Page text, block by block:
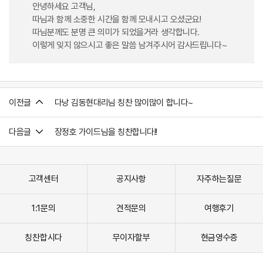
안녕하세요 고객님,
따님과 함께 소중한 시간을 함께 모내시고 오셨군요!
따님분께도 분명 큰 의미가 되었을거라 생각합니다.
이렇게 잊지 않으시고 좋은 말씀 남겨주시어 감사드립니다~
이전글 다낭 김동현대리님 칭찬 많이많이 합니다~
다음글 장정호 가이드님을 칭찬합니다!!
고객센터 공지사항 자주하는질문
1:1문의 견적문의 여행후기
칭찬합시다 무이자할부 현금영수증